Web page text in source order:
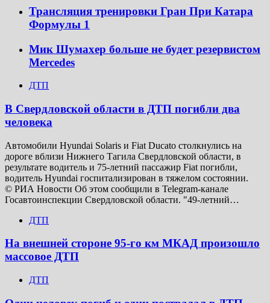
Трансляция тренировки Гран При Катара
Формулы 1
Мик Шумахер больше не будет резервистом
Mercedes
ДТП
В Свердловской области в ДТП погибли два
человека
Автомобили Hyundai Solaris и Fiat Ducato столкнулись на
дороге вблизи Нижнего Тагила Свердловской области, в
результате водитель и 75-летний пассажир Fiat погибли,
водитель Hyundai госпитализирован в тяжелом состоянии.
© РИА Новости Об этом сообщили в Telegram-канале
Госавтоинспекции Свердловской области. "49-летний…
ДТП
На внешней стороне 95-го км МКАД произошло
массовое ДТП
ДТП